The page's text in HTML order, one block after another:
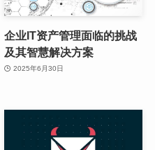
企业IT资产管理面临的挑战
及其智慧解决方案
2025年6月30日